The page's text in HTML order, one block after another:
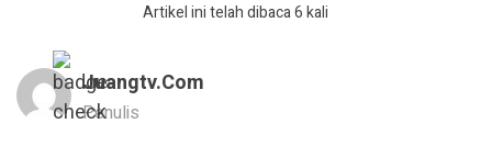
Artikel ini telah dibaca 6 kali
Juangtv.com
Penulis